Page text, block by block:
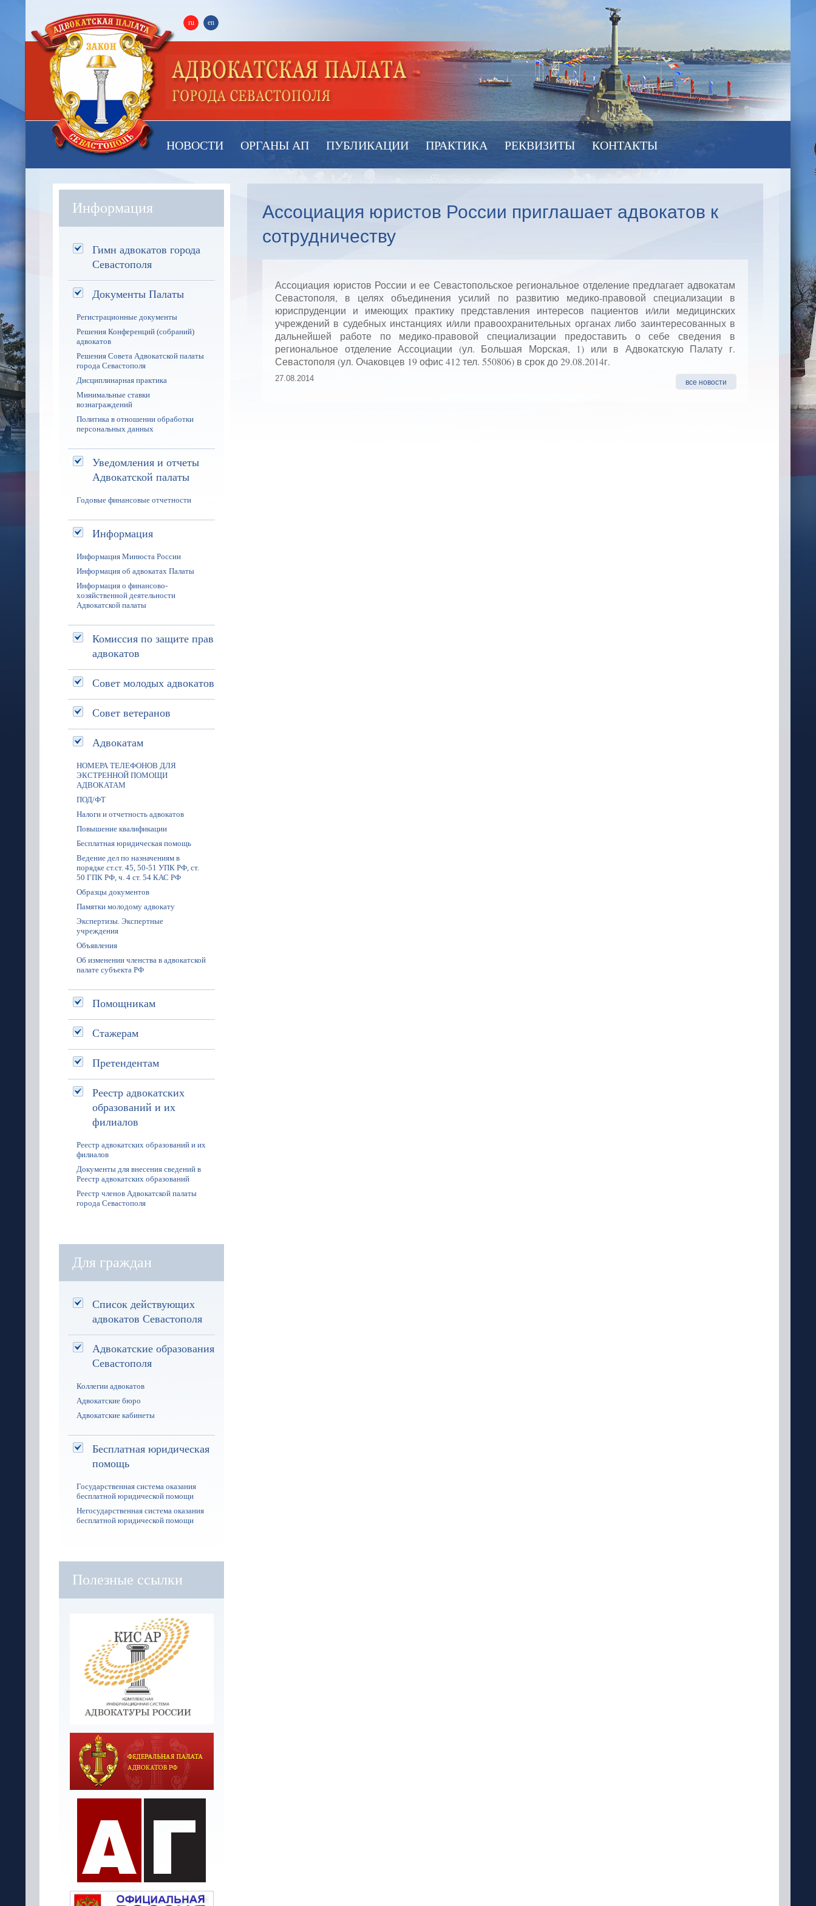
ru en
НОВОСТИ ОРГАНЫ АП ПУБЛИКАЦИИ ПРАКТИКА РЕКВИЗИТЫ КОНТАКТЫ
Ассоциация юристов России приглашает адвокатов к
сотрудничеству
Ассоциация юристов России и ее Севастопольское региональное отделение предлагает адвокатам
Севастополя, в целях объединения усилий по развитию медико-правовой специализации в
юриспруденции и имеющих практику представления интересов пациентов и/или медицинских
учреждений в судебных инстанциях и/или правоохранительных органах либо заинтересованных в
дальнейшей работе по медико-правовой специализации предоставить о себе сведения в
региональное отделение Ассоциации (ул. Большая Морская, 1) или в Адвокатскую Палату г.
Севастополя (ул. Очаковцев 19 офис 412 тел. 550806) в срок до 29.08.2014г.
все новости
27.08.2014
Информация
Гимн адвокатов города
Севастополя
Документы Палаты
Регистрационные документы
Решения Конференций (собраний)
адвокатов
Решения Совета Адвокатской палаты
города Севастополя
Дисциплинарная практика
Минимальные ставки
вознаграждений
Политика в отношении обработки
персональных данных
Уведомления и отчеты
Адвокатской палаты
Годовые финансовые отчетности
Информация
Информация Минюста России
Информация об адвокатах Палаты
Информация о финансово-
хозяйственной деятельности
Адвокатской палаты
Комиссия по защите прав
адвокатов
Совет молодых адвокатов
Совет ветеранов
Адвокатам
НОМЕРА ТЕЛЕФОНОВ ДЛЯ
ЭКСТРЕННОЙ ПОМОЩИ
АДВОКАТАМ
ПОД/ФТ
Налоги и отчетность адвокатов
Повышение квалификации
Бесплатная юридическая помощь
Ведение дел по назначениям в
порядке ст.ст. 45, 50-51 УПК РФ, ст.
50 ГПК РФ, ч. 4 ст. 54 КАС РФ
Образцы документов
Памятки молодому адвокату
Экспертизы. Экспертные
учреждения
Объявления
Об изменении членства в адвокатской
палате субъекта РФ
Помощникам
Стажерам
Претендентам
Реестр адвокатских
образований и их
филиалов
Реестр адвокатских образований и их
филиалов
Документы для внесения сведений в
Реестр адвокатских образований
Реестр членов Адвокатской палаты
города Севастополя
Для граждан
Список действующих
адвокатов Севастополя
Адвокатские образования
Севастополя
Коллегии адвокатов
Адвокатские бюро
Адвокатские кабинеты
Бесплатная юридическая
помощь
Государственная система оказания
бесплатной юридической помощи
Негосударственная система оказания
бесплатной юридической помощи
Полезные ссылки